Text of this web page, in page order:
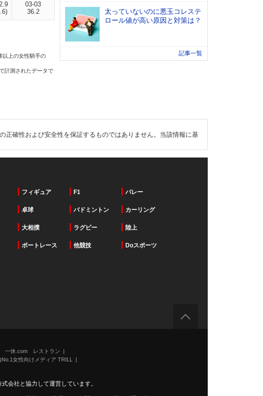
03-03
36.2
以上の女性騎手の
計測されたデータで
太っていないのに悪玉コレステ
ロール値が高い原因と対策は？
記事一覧
正確性および安全性を保証するものではありません。当該情報に基
フィギュア F1 バレー
卓球 バドミントン カーリング
大相撲 ラグビー 陸上
ボートレース 他競技 Doスポーツ
一休.com レストラン
No.1女性向けメディア TRILL
会社と協力して運営しています。